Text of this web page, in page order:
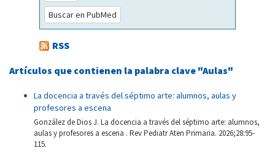
Buscar en PubMed
RSS
Artículos que contienen la palabra clave "Aulas"
La docencia a través del séptimo arte: alumnos, aulas y
profesores a escena
González de Dios J. La docencia a través del séptimo arte: alumnos,
aulas y profesores a escena . Rev Pediatr Aten Primaria. 2026;28:95-
115.